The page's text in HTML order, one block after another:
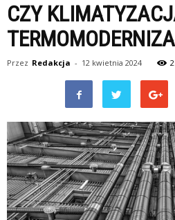
CZY
Przez Redakcja - 12 kwietnia 2024